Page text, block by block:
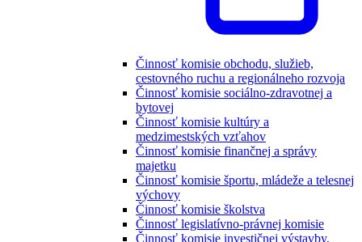
Činnosť komisie obchodu, služieb,
cestovného ruchu a regionálneho rozvoja
Činnosť komisie sociálno-zdravotnej a
bytovej
Činnosť komisie kultúry a
medzimestských vzťahov
Činnosť komisie finančnej a správy
majetku
Činnosť komisie športu, mládeže a telesnej
výchovy
Činnosť komisie školstva
Činnosť legislatívno-právnej komisie
Činnosť komisie investičnej výstavby,